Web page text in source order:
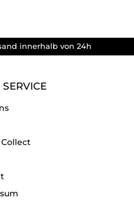
innerhalb von 24h